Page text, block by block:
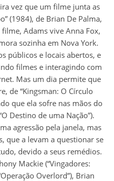
vez que um filme junta as
(1984), de Brian De Palma,
Adams vive Anna Fox,
sozinha em Nova York.
públicos e locais abertos, e
filmes e interagindo com
Mas um dia permite que
de “Kingsman: O Círculo
que ela sofre nas mãos do
Destino de uma Nação”).
agressão pela janela, mas
que a levam a questionar se
devido a seus remédios.
Mackie (“Vingadores:
Overlord”), Brian